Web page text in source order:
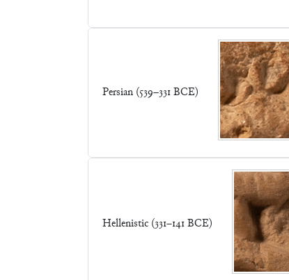
Persian (539–331 BCE)
Hellenistic (331–141 BCE)